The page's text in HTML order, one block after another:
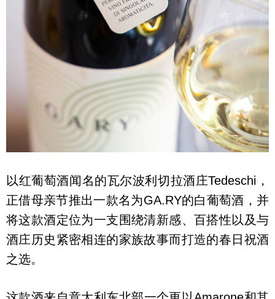
以红葡萄酒闻名的瓦尔波利切拉酒庄Tedeschi，
正借母亲节推出一款名为GA.RY的白葡萄酒，并
将这款酒定位为一支围绕清新感、百搭性以及与
酒庄历史紧密相连的家族故事而打造的春日祝酒
之选。